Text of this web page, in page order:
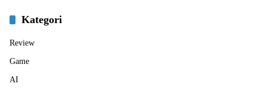
Kategori
Review
Game
AI